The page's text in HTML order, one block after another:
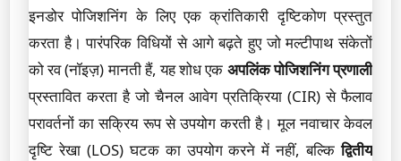
इनडोर पोजिशनिंग के लिए एक क्रांतिकारी दृष्टिकोण प्रस्तुत
करता है। पारंपरिक विधियों से आगे बढ़ते हुए जो मल्टीपाथ संकेतों
को रव (नॉइज़) मानती हैं, यह शोध एक अपलिंक पोजिशनिंग प्रणाली
प्रस्तावित करता है जो चैनल आवेग प्रतिक्रिया (CIR) से फैलाव
परावर्तनों का सक्रिय रूप से उपयोग करती है। मूल नवाचार केवल
दृष्टि रेखा (LOS) घटक का उपयोग करने में नहीं, बल्किद्वितीय